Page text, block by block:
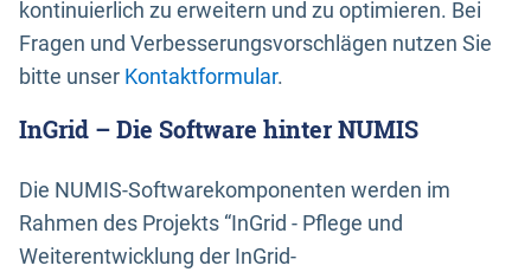
kontinuierlich zu erweitern und zu optimieren. Bei
Fragen und Verbesserungsvorschlägen nutzen Sie
bitte unser Kontaktformular.
InGrid – Die Software hinter NUMIS
Die NUMIS-Softwarekomponenten werden im
Rahmen des Projekts “InGrid - Pflege und
Weiterentwicklung der InGrid-